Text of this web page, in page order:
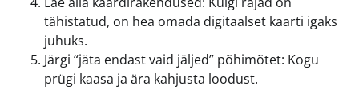
tähistatud, on hea omada digitaalset kaarti igaks
juhuks.
Järgi “jäta endast vaid jäljed” põhimõtet: Kogu
prügi kaasa ja ära kahjusta loodust.